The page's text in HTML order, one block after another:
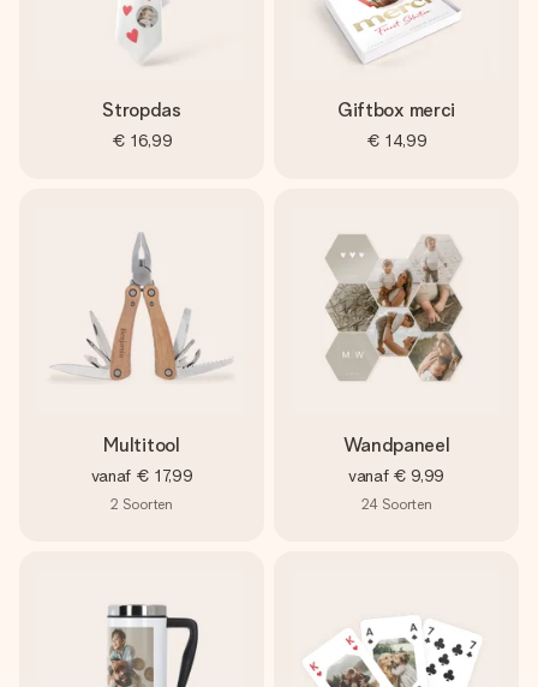
Stropdas
€ 16,99
Giftbox merci
€ 14,99
Multitool
vanaf € 17,99
2 Soorten
Wandpaneel
vanaf € 9,99
24 Soorten